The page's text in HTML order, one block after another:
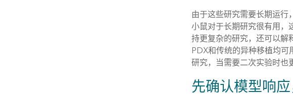
由于这些研究需要长期运
小鼠对于长期研究很有用，
持更复杂的研究，还可以解
PDX和传统的异种移植均
研究，当需要二次实验时也
先确认模型响